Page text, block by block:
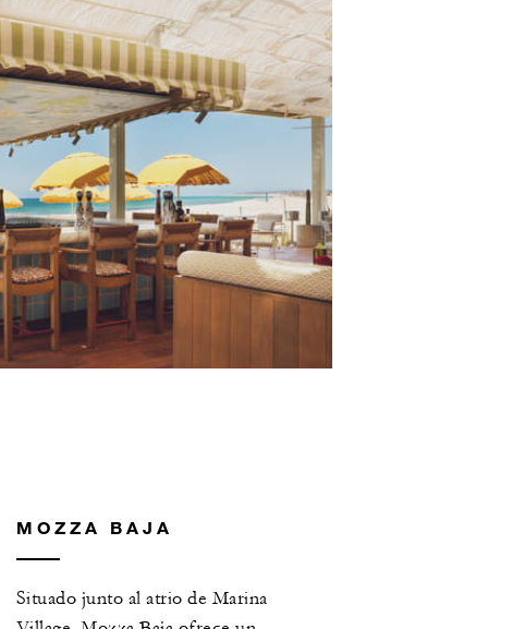
MOZZA BAJA
Situado junto al atrio de Marina